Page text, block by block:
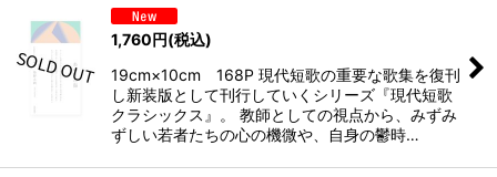
1,760円(税込)
19cm×10cm 168P 現代短歌の重要な歌集を復刊
し新装版として刊行していくシリーズ『現代短歌
クラシックス』。 教師としての視点から、みずみ
ずしい若者たちの心の機微や、自身の鬱時…